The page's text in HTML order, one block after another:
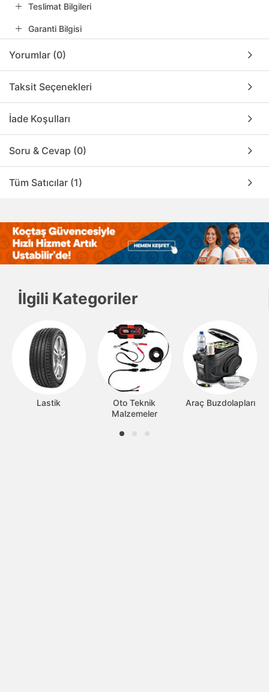
Teslimat Bilgileri
Garanti Bilgisi
Yorumlar (0)
Taksit Seçenekleri
İade Koşulları
Soru & Cevap (0)
Tüm Satıcılar (1)
İlgili Kategoriler
Lastik
Oto Teknik
Malzemeler
Araç Buzdolapları